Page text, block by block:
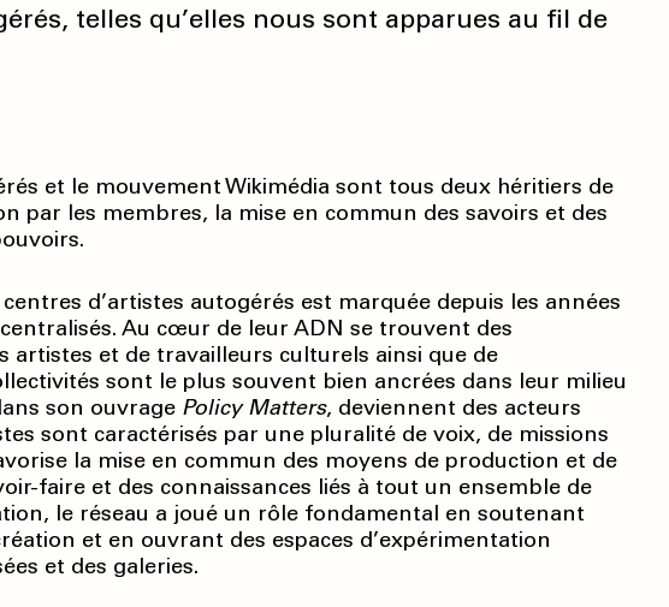
telles qu’elles nous sont apparues au fil de
et le mouvement Wikimédia sont tous deux héritiers de
par les membres, la mise en commun des savoirs et des
d’artistes autogérés est marquée depuis les années
Au cœur de leur ADN se trouvent des
artistes et de travailleurs culturels ainsi que de
sont le plus souvent bien ancrées dans leur milieu
son ouvrage Policy Matters, deviennent des acteurs
sont caractérisés par une pluralité de voix, de missions
la mise en commun des moyens de production et de
faire et des connaissances liés à tout un ensemble de
le réseau a joué un rôle fondamental en soutenant
et en ouvrant des espaces d’expérimentation
et des galeries.